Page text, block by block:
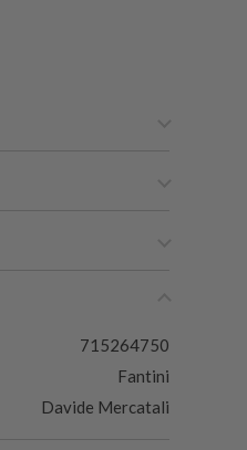
715264750
Fantini
Davide Mercatali